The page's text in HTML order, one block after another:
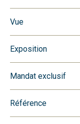
Vue
Exposition
Mandat exclusif
Référence